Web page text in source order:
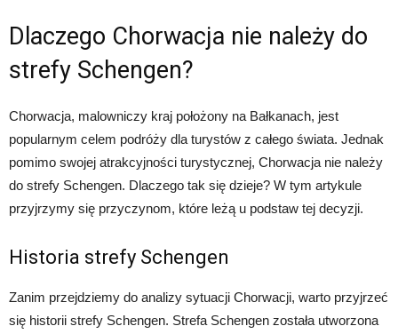
Dlaczego Chorwacja nie należy do
strefy Schengen?
Chorwacja, malowniczy kraj położony na Bałkanach, jest
popularnym celem podróży dla turystów z całego świata. Jednak
pomimo swojej atrakcyjności turystycznej, Chorwacja nie należy
do strefy Schengen. Dlaczego tak się dzieje? W tym artykule
przyjrzymy się przyczynom, które leżą u podstaw tej decyzji.
Historia strefy Schengen
Zanim przejdziemy do analizy sytuacji Chorwacji, warto przyjrzeć
się historii strefy Schengen. Strefa Schengen została utworzona